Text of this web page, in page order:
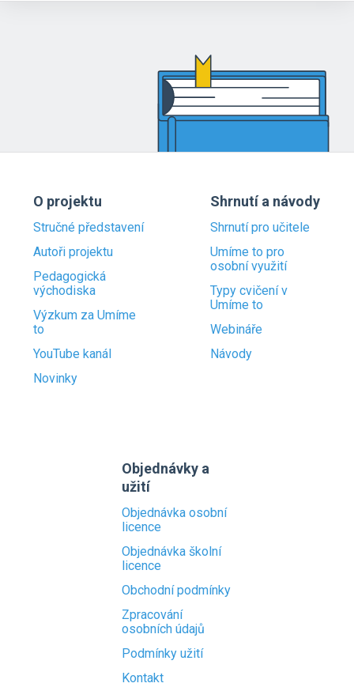
O projektu
Stručné představení
Autoři projektu
Pedagogická
východiska
Výzkum za Umíme
to
YouTube kanál
Novinky
Shrnutí a návody
Shrnutí pro učitele
Umíme to pro
osobní využití
Typy cvičení v
Umíme to
Webináře
Návody
Objednávky a
užití
Objednávka osobní
licence
Objednávka školní
licence
Obchodní podmínky
Zpracování
osobních údajů
Podmínky užití
Kontakt